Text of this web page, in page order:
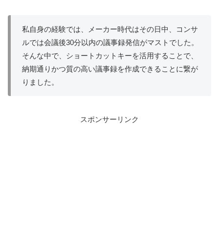
私自身の経験では、メーカー時代はその日中、コンサ
ルでは会議後30分以内の議事録発信がマストでした。
そんな中で、ショートカットキーを活用することで、
納期通りかつ質の高い議事録を作成できることに繋が
りました。
スポンサーリンク